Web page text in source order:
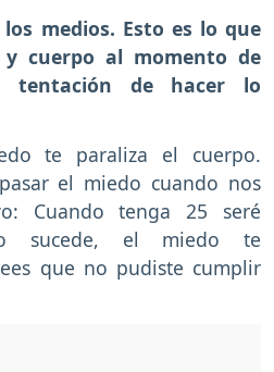
medios. Esto es lo que
cuerpo al momento de
tentación de hacer lo
te paraliza el cuerpo.
el miedo cuando nos
Cuando tenga 25 seré
sucede, el miedo te
que no pudiste cumplir